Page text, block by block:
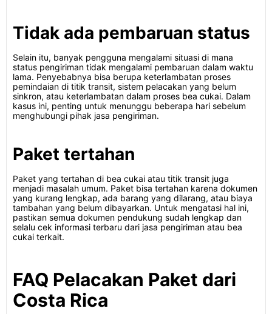
Tidak ada pembaruan status
Selain itu, banyak pengguna mengalami situasi di mana
status pengiriman tidak mengalami pembaruan dalam waktu
lama. Penyebabnya bisa berupa keterlambatan proses
pemindaian di titik transit, sistem pelacakan yang belum
sinkron, atau keterlambatan dalam proses bea cukai. Dalam
kasus ini, penting untuk menunggu beberapa hari sebelum
menghubungi pihak jasa pengiriman.
Paket tertahan
Paket yang tertahan di bea cukai atau titik transit juga
menjadi masalah umum. Paket bisa tertahan karena dokumen
yang kurang lengkap, ada barang yang dilarang, atau biaya
tambahan yang belum dibayarkan. Untuk mengatasi hal ini,
pastikan semua dokumen pendukung sudah lengkap dan
selalu cek informasi terbaru dari jasa pengiriman atau bea
cukai terkait.
FAQ Pelacakan Paket dari
Costa Rica